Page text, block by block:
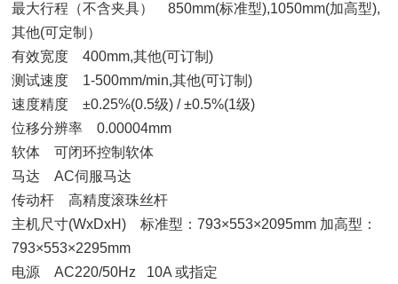
最大行程（不含夹具） 850mm(标准型),1050mm(加高型),
其他(可定制）
有效宽度 400mm,其他(可订制)
测试速度 1-500mm/min,其他(可订制)
速度精度 ±0.25%(0.5级) / ±0.5%(1级)
位移分辨率 0.00004mm
软体 可闭环控制软体
马达 AC伺服马达
传动杆 高精度滚珠丝杆
主机尺寸(WxDxH) 标准型：793×553×2095mm 加高型：
793×553×2295mm
电源 AC220/50Hz 10A 或指定